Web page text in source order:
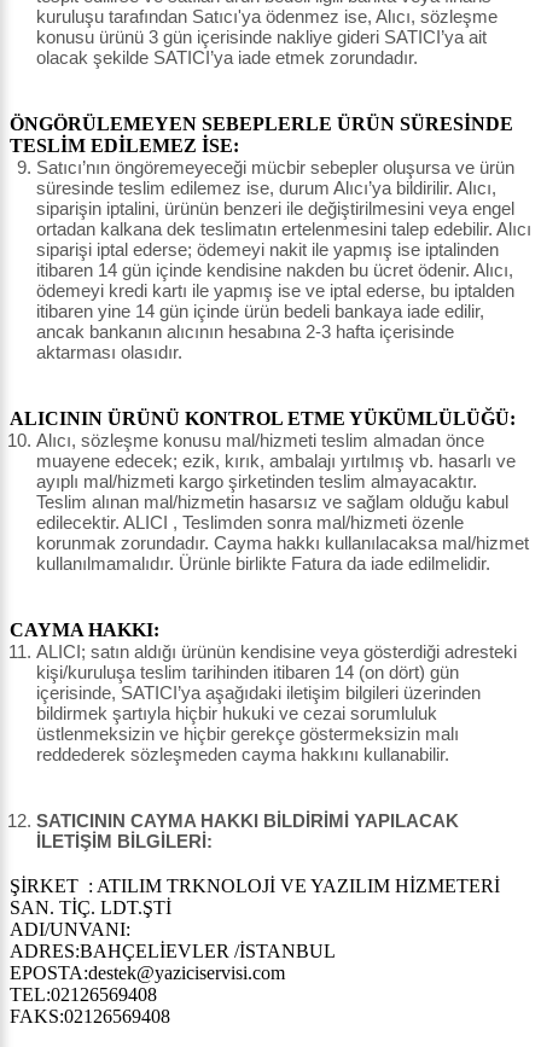
kuruluşu tarafından Satıcı'ya ödenmez ise, Alıcı, sözleşme
konusu ürünü 3 gün içerisinde nakliye gideri SATICI’ya ait
olacak şekilde SATICI’ya iade etmek zorundadır.
ÖNGÖRÜLEMEYEN SEBEPLERLE ÜRÜN SÜRESİNDE
TESLİM EDİLEMEZ İSE:
Satıcı’nın öngöremeyeceği mücbir sebepler oluşursa ve ürün
süresinde teslim edilemez ise, durum Alıcı’ya bildirilir. Alıcı,
siparişin iptalini, ürünün benzeri ile değiştirilmesini veya engel
ortadan kalkana dek teslimatın ertelenmesini talep edebilir. Alıcı
siparişi iptal ederse; ödemeyi nakit ile yapmış ise iptalinden
itibaren 14 gün içinde kendisine nakden bu ücret ödenir. Alıcı,
ödemeyi kredi kartı ile yapmış ise ve iptal ederse, bu iptalden
itibaren yine 14 gün içinde ürün bedeli bankaya iade edilir,
ancak bankanın alıcının hesabına 2-3 hafta içerisinde
aktarması olasıdır.
ALICININ ÜRÜNÜ KONTROL ETME YÜKÜMLÜLÜĞÜ:
Alıcı, sözleşme konusu mal/hizmeti teslim almadan önce
muayene edecek; ezik, kırık, ambalajı yırtılmış vb. hasarlı ve
ayıplı mal/hizmeti kargo şirketinden teslim almayacaktır.
Teslim alınan mal/hizmetin hasarsız ve sağlam olduğu kabul
edilecektir. ALICI , Teslimden sonra mal/hizmeti özenle
korunmak zorundadır. Cayma hakkı kullanılacaksa mal/hizmet
kullanılmamalıdır. Ürünle birlikte Fatura da iade edilmelidir.
CAYMA HAKKI:
ALICI; satın aldığı ürünün kendisine veya gösterdiği adresteki
kişi/kuruluşa teslim tarihinden itibaren 14 (on dört) gün
içerisinde, SATICI’ya aşağıdaki iletişim bilgileri üzerinden
bildirmek şartıyla hiçbir hukuki ve cezai sorumluluk
üstlenmeksizin ve hiçbir gerekçe göstermeksizin malı
reddederek sözleşmeden cayma hakkını kullanabilir.
SATICININ CAYMA HAKKI BİLDİRİMİ YAPILACAK
İLETİŞİM BİLGİLERİ:
ŞİRKET : ATILIM TRKNOLOJİ VE YAZILIM HİZMETERİ
SAN. TİÇ. LDT.ŞTİ
ADI/UNVANI:
ADRES:BAHÇELİEVLER /İSTANBUL
EPOSTA:destek@yaziciservisi.com
TEL:02126569408
FAKS:02126569408